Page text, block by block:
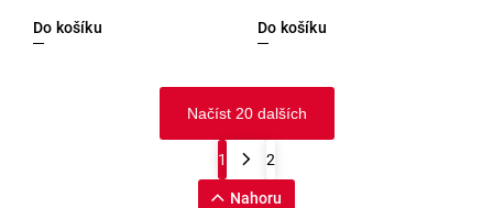
Do košíku Do košíku
Načíst 20 dalších
1 2
Nahoru